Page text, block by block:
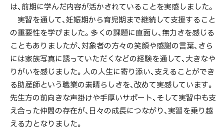
は、前期に学んだ内容が活かされていることを実感しました。
実習を通して、妊娠期から育児期まで継続して支援すること
の重要性を学びました。多くの課題に直面し、無力さを感じる
こともありましたが、対象者の方々の笑顔や感謝の言葉、さら
には家族写真に誘っていただくなどの経験を通して、大きなや
りがいを感じました。人の人生に寄り添い、支えることができ
る助産師という職業の素晴らしさを、改めて実感しています。
先生方の前向きな声掛けや手厚いサポート、そして実習中も支
え合った仲間の存在が、日々の成長につながり、実習を乗り越
える力となりました。